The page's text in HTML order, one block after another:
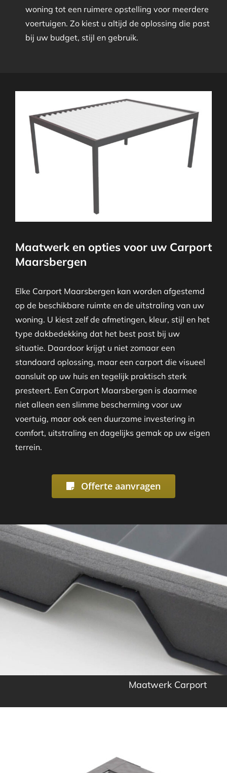
woning tot een ruimere opstelling voor meerdere
voertuigen. Zo kiest u altijd de oplossing die past
bij uw budget, stijl en gebruik.
Maatwerk en opties voor uw Carport
Maarsbergen
Elke Carport Maarsbergen kan worden afgestemd
op de beschikbare ruimte en de uitstraling van uw
woning. U kiest zelf de afmetingen, kleur, stijl en het
type dakbedekking dat het best past bij uw
situatie. Daardoor krijgt u niet zomaar een
standaard oplossing, maar een carport die visueel
aansluit op uw huis en tegelijk praktisch sterk
presteert. Een Carport Maarsbergen is daarmee
niet alleen een slimme bescherming voor uw
voertuig, maar ook een duurzame investering in
comfort, uitstraling en dagelijks gemak op uw eigen
terrein.
Offerte aanvragen
Maatwerk Carport